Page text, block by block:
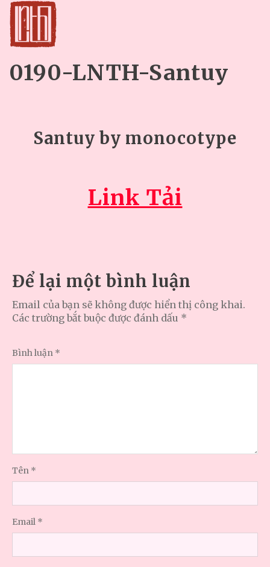
0190-LNTH-Santuy
Santuy by monocotype
Link Tải
Để lại một bình luận
Email của bạn sẽ không được hiển thị công khai.
Các trường bắt buộc được đánh dấu *
Bình luận *
Tên *
Email *